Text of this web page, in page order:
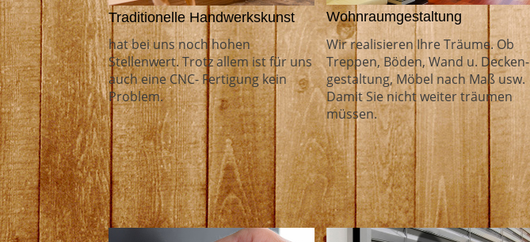
Traditionelle Handwerkskunst
hat bei uns noch hohen
Stellenwert. Trotz allem ist für uns
auch eine CNC- Fertigung kein
Problem.
Wohnraumgestaltung
Wir realisieren Ihre Träume. Ob
Treppen, Böden, Wand u. Decken­
gestaltung, Möbel nach Maß usw.
Damit Sie nicht weiter träumen
müssen.